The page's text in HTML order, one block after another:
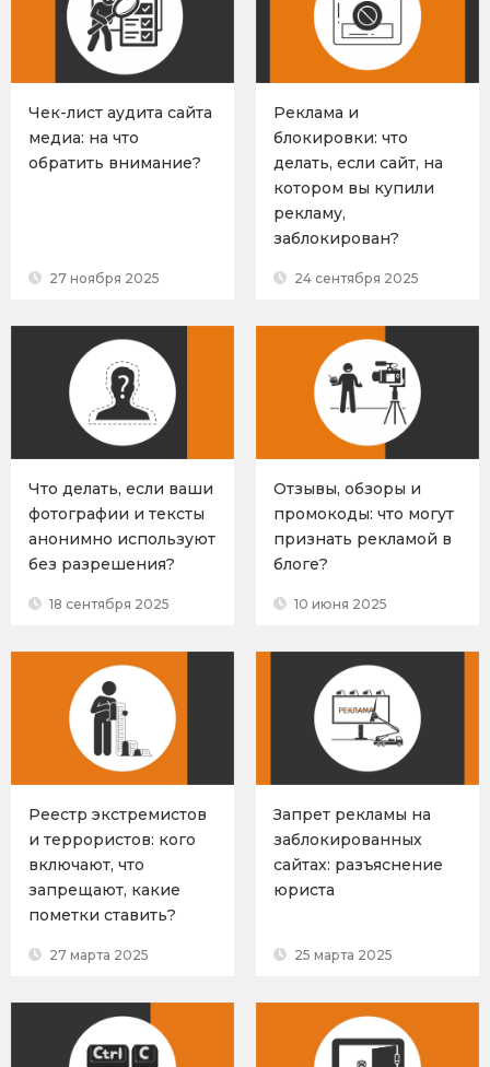
Чек-лист аудита сайта
медиа: на что
обратить внимание?
27 ноября 2025
Реклама и
блокировки: что
делать, если сайт, на
котором вы купили
рекламу,
заблокирован?
24 сентября 2025
Что делать, если ваши
фотографии и тексты
анонимно используют
без разрешения?
18 сентября 2025
Отзывы, обзоры и
промокоды: что могут
признать рекламой в
блоге?
10 июня 2025
Реестр экстремистов
и террористов: кого
включают, что
запрещают, какие
пометки ставить?
27 марта 2025
Запрет рекламы на
заблокированных
сайтах: разъяснение
юриста
25 марта 2025